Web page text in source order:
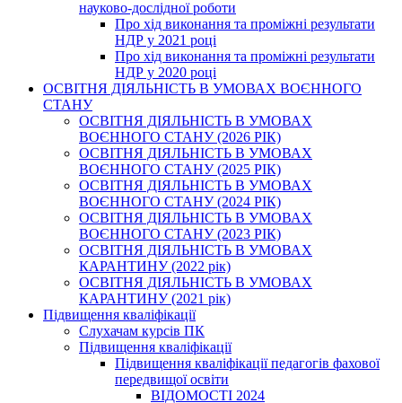
науково-дослідної роботи
Про хід виконання та проміжні результати
НДР у 2021 році
Про хід виконання та проміжні результати
НДР у 2020 році
ОСВІТНЯ ДІЯЛЬНІСТЬ В УМОВАХ ВОЄННОГО
СТАНУ
ОСВІТНЯ ДІЯЛЬНІСТЬ В УМОВАХ
ВОЄННОГО СТАНУ (2026 РІК)
ОСВІТНЯ ДІЯЛЬНІСТЬ В УМОВАХ
ВОЄННОГО СТАНУ (2025 РІК)
ОСВІТНЯ ДІЯЛЬНІСТЬ В УМОВАХ
ВОЄННОГО СТАНУ (2024 РІК)
ОСВІТНЯ ДІЯЛЬНІСТЬ В УМОВАХ
ВОЄННОГО СТАНУ (2023 РІК)
ОСВІТНЯ ДІЯЛЬНІСТЬ В УМОВАХ
КАРАНТИНУ (2022 рік)
ОСВІТНЯ ДІЯЛЬНІСТЬ В УМОВАХ
КАРАНТИНУ (2021 рік)
Підвищення кваліфікації
Слухачам курсів ПК
Підвищення кваліфікації
Підвищення кваліфікації педагогів фахової
передвищої освіти
ВІДОМОСТІ 2024